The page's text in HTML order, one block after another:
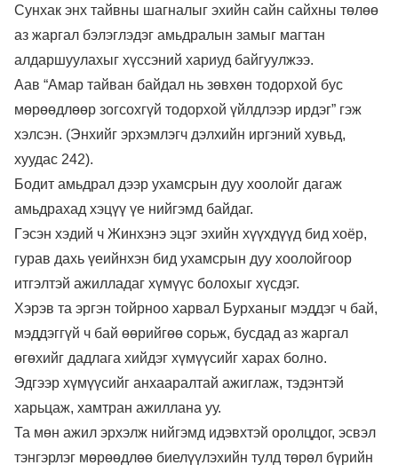
Сунхак энх тайвны шагналыг эхийн сайн сайхны төлөө
аз жаргал бэлэглэдэг амьдралын замыг магтан
алдаршуулахыг хүссэний хариуд байгуулжээ.
Аав “Амар тайван байдал нь зөвхөн тодорхой бус
мөрөөдлөөр зогсохгүй тодорхой үйлдлээр ирдэг” гэж
хэлсэн. (Энхийг эрхэмлэгч дэлхийн иргэний хувьд,
хуудас 242).
Бодит амьдрал дээр ухамсрын дуу хоолойг дагаж
амьдрахад хэцүү үе нийгэмд байдаг.
Гэсэн хэдий ч Жинхэнэ эцэг эхийн хүүхдүүд бид хоёр,
гурав дахь үеийнхэн бид ухамсрын дуу хоолойгоор
итгэлтэй ажилладаг хүмүүс болохыг хүсдэг.
Хэрэв та эргэн тойрноо харвал Бурханыг мэддэг ч бай,
мэддэггүй ч бай өөрийгөө сорьж, бусдад аз жаргал
өгөхийг дадлага хийдэг хүмүүсийг харах болно.
Эдгээр хүмүүсийг анхааралтай ажиглаж, тэдэнтэй
харьцаж, хамтран ажиллана уу.
Та мөн ажил эрхэлж нийгэмд идэвхтэй оролцдог, эсвэл
тэнгэрлэг мөрөөдлөө биелүүлэхийн тулд төрөл бүрийн